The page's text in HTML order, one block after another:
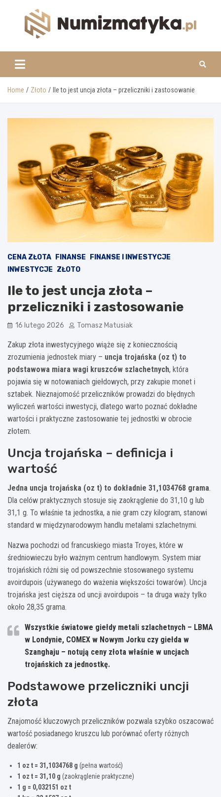
www.numizmatyka.pl
Home Złoto Ile to jest uncja złota – przeliczniki i zastosowanie
CENA ZŁOTA FINANSE
FINANSE I INWESTYCJE
INWESTYCJE ZŁOTO
Ile to jest uncja złota –
przeliczniki i zastosowanie
16 lutego 2026 Tomasz Matusiak
Zakup złota inwestycyjnego wiąże się z koniecznością
zrozumienia jednostek miary – uncja trojańska (oz t) to
podstawowa miara wagi kruszców szlachetnych, która
pojawia się w notowaniach giełdowych, przy zakupie monet i
sztabek. Nieznajomość przeliczników prowadzi do błędnych
wyliczeń wartości inwestycji, dlatego warto poznać dokładne
wartości i praktyczne zastosowanie tej jednostki w obrocie
złotem.
Uncja trojańska – definicja i
wartość
Jedna uncja trojańska (oz t) to dokładnie 31,1034768 grama.
Dla celów praktycznych stosuje się zaokrąglenie do 31,10 g lub
31,1 g. To właśnie ta jednostka, a nie gram czy kilogram, stanowi
standard w międzynarodowym handlu metalami szlachetnymi.
Nazwa pochodzi od francuskiego miasta Troyes, które w
średniowieczu było ważnym centrum handlowym. System miar
trojańskich różni się od powszechnie stosowanego systemu
avoirdupois (używanego do ważenia większości towarów). Uncja
trojańska jest cięższa od uncji avoirdupois – ta druga waży tylko
około 28,35 grama.
Wszystkie światowe giełdy metali szlachetnych – LBMA
w Londynie, COMEX w Nowym Jorku czy giełda w
Szanghaju – notują ceny złota właśnie w uncjach
trojańskich za jednostkę.
Podstawowe przeliczniki uncji
złota
Znajomość kluczowych przeliczników pozwala szybko oszacować
wartość posiadanego kruszcu lub porównać oferty różnych
dealerów:
1 oz t = 31,1034768 g (pełna wartość)
1 oz t = 31,10 g (zaokrąglenie praktyczne)
1 g = 0,032151 oz t